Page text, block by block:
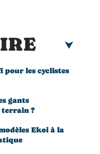
pour les cyclistes
gants
terrain ?
Ekoi à la